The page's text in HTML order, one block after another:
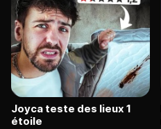
Joyca teste des lieux 1
étoile